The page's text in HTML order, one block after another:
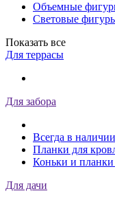
Объемные
Световые
Показать все
Для террасы
Для забора
Всегда в наличии
Планки для
Коньки и
Для дачи